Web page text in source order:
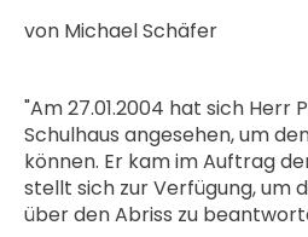
von Michael Schäfer
"Am 27.01.2004 hat sich Herr
Schulhaus angesehen, um
können. Er kam im Auftrag
stellt sich zur Verfügung, um
über den Abriss zu